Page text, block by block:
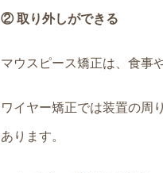
② 取り外しができる
マウスピース矯正は、食事
ワイヤー矯正では装置の周
あります。